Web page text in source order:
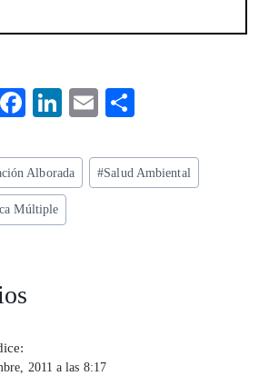
F
eb
o
o
Li
ke
dI
n
E
ai
l
re
Alborada #Salud Ambiental
Múltiple
2011 a las 8:17